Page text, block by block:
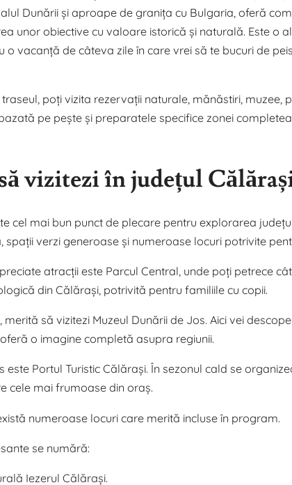
Dunării și aproape de granița cu Bulgaria, oferă
unor obiective cu valoare istorică și naturală. Este o
o vacanță de câteva zile în care vrei să te bucuri de
poți vizita rezervații naturale, mănăstiri, muzee,
pe pește și preparatele specifice zonei
vizitezi în județul
cel mai bun punct de plecare pentru explorarea
spații verzi generoase și numeroase locuri potrivite
atracții este Parcul Central, unde poți petrece
din Călărași, potrivită pentru familiile cu copii.
să vizitezi Muzeul Dunării de Jos. Aici vei
o imagine completă asupra regiunii.
este Portul Turistic Călărași. În sezonul cald se
cele mai frumoase din oraș.
numeroase locuri care merită incluse în program.
se numără:
Iezerul Călărași.